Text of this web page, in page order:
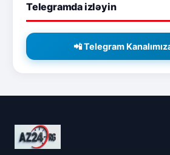
Telegramda izləyin
📲 Telegram